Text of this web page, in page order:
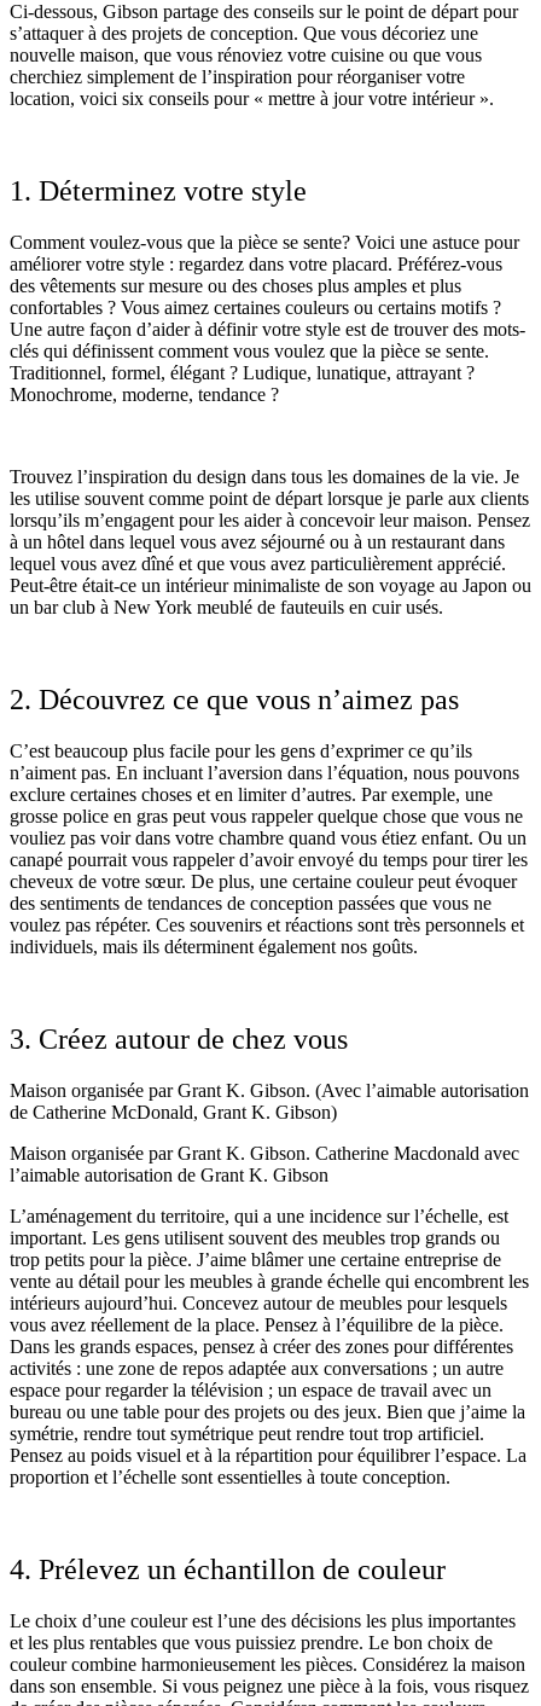
Ci-dessous, Gibson partage des conseils sur le point de départ pour
s’attaquer à des projets de conception. Que vous décoriez une
nouvelle maison, que vous rénoviez votre cuisine ou que vous
cherchiez simplement de l’inspiration pour réorganiser votre
location, voici six conseils pour « mettre à jour votre intérieur ».
1. Déterminez votre style
Comment voulez-vous que la pièce se sente? Voici une astuce pour
améliorer votre style : regardez dans votre placard. Préférez-vous
des vêtements sur mesure ou des choses plus amples et plus
confortables ? Vous aimez certaines couleurs ou certains motifs ?
Une autre façon d’aider à définir votre style est de trouver des mots-
clés qui définissent comment vous voulez que la pièce se sente.
Traditionnel, formel, élégant ? Ludique, lunatique, attrayant ?
Monochrome, moderne, tendance ?
Trouvez l’inspiration du design dans tous les domaines de la vie. Je
les utilise souvent comme point de départ lorsque je parle aux clients
lorsqu’ils m’engagent pour les aider à concevoir leur maison. Pensez
à un hôtel dans lequel vous avez séjourné ou à un restaurant dans
lequel vous avez dîné et que vous avez particulièrement apprécié.
Peut-être était-ce un intérieur minimaliste de son voyage au Japon ou
un bar club à New York meublé de fauteuils en cuir usés.
2. Découvrez ce que vous n’aimez pas
C’est beaucoup plus facile pour les gens d’exprimer ce qu’ils
n’aiment pas. En incluant l’aversion dans l’équation, nous pouvons
exclure certaines choses et en limiter d’autres. Par exemple, une
grosse police en gras peut vous rappeler quelque chose que vous ne
vouliez pas voir dans votre chambre quand vous étiez enfant. Ou un
canapé pourrait vous rappeler d’avoir envoyé du temps pour tirer les
cheveux de votre sœur. De plus, une certaine couleur peut évoquer
des sentiments de tendances de conception passées que vous ne
voulez pas répéter. Ces souvenirs et réactions sont très personnels et
individuels, mais ils déterminent également nos goûts.
3. Créez autour de chez vous
Maison organisée par Grant K. Gibson. (Avec l’aimable autorisation
de Catherine McDonald, Grant K. Gibson)
Maison organisée par Grant K. Gibson. Catherine Macdonald avec
l’aimable autorisation de Grant K. Gibson
L’aménagement du territoire, qui a une incidence sur l’échelle, est
important. Les gens utilisent souvent des meubles trop grands ou
trop petits pour la pièce. J’aime blâmer une certaine entreprise de
vente au détail pour les meubles à grande échelle qui encombrent les
intérieurs aujourd’hui. Concevez autour de meubles pour lesquels
vous avez réellement de la place. Pensez à l’équilibre de la pièce.
Dans les grands espaces, pensez à créer des zones pour différentes
activités : une zone de repos adaptée aux conversations ; un autre
espace pour regarder la télévision ; un espace de travail avec un
bureau ou une table pour des projets ou des jeux. Bien que j’aime la
symétrie, rendre tout symétrique peut rendre tout trop artificiel.
Pensez au poids visuel et à la répartition pour équilibrer l’espace. La
proportion et l’échelle sont essentielles à toute conception.
4. Prélevez un échantillon de couleur
Le choix d’une couleur est l’une des décisions les plus importantes
et les plus rentables que vous puissiez prendre. Le bon choix de
couleur combine harmonieusement les pièces. Considérez la maison
dans son ensemble. Si vous peignez une pièce à la fois, vous risquez